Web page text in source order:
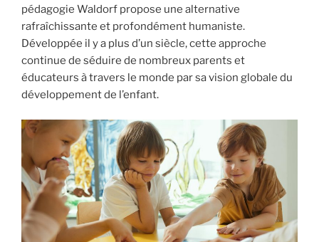
pédagogie Waldorf propose une alternative
rafraîchissante et profondément humaniste.
Développée il y a plus d’un siècle, cette approche
continue de séduire de nombreux parents et
éducateurs à travers le monde par sa vision globale du
développement de l’enfant.